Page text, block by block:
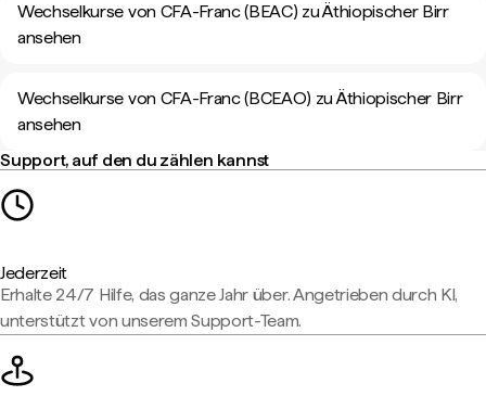
Wechselkurse von CFA-Franc (BEAC) zu Äthiopischer Birr
ansehen
Wechselkurse von CFA-Franc (BCEAO) zu Äthiopischer Birr
ansehen
Support, auf den du zählen kannst
Jederzeit
Erhalte 24/7 Hilfe, das ganze Jahr über. Angetrieben durch KI,
unterstützt von unserem Support-Team.